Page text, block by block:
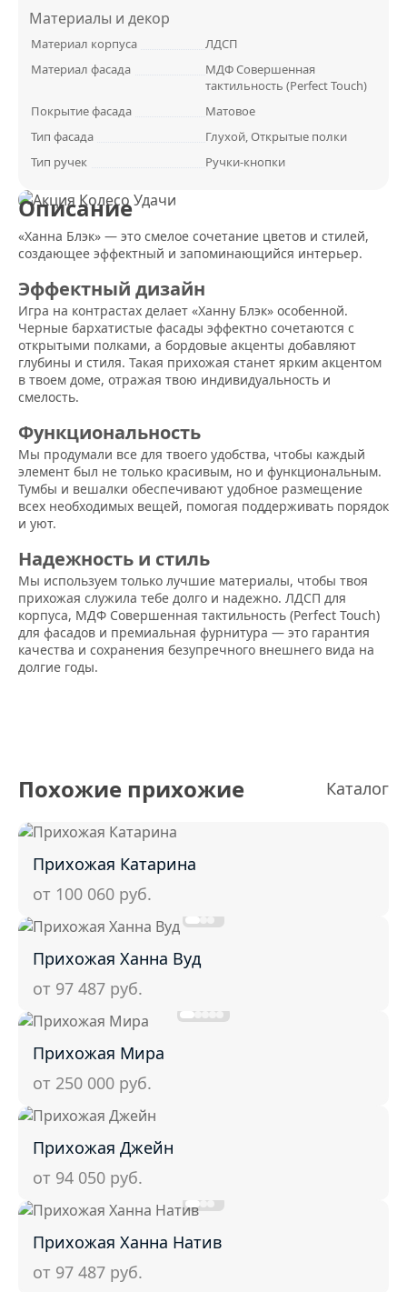
Материалы и декор
Материал корпуса
ЛДСП
Материал фасада
МДФ Совершенная
тактильность (Perfect Touch)
Покрытие фасада
Матовое
Тип фасада
Глухой, Открытые полки
Тип ручек
Ручки-кнопки
Описание
«Ханна Блэк» — это смелое сочетание цветов и стилей,
создающее эффектный и запоминающийся интерьер.
Эффектный дизайн
Игра на контрастах делает «Ханну Блэк» особенной.
Черные бархатистые фасады эффектно сочетаются с
открытыми полками, а бордовые акценты добавляют
глубины и стиля. Такая прихожая станет ярким акцентом
в твоем доме, отражая твою индивидуальность и
смелость.
Функциональность
Мы продумали все для твоего удобства, чтобы каждый
элемент был не только красивым, но и функциональным.
Тумбы и вешалки обеспечивают удобное размещение
всех необходимых вещей, помогая поддерживать порядок
и уют.
Надежность и стиль
Мы используем только лучшие материалы, чтобы твоя
прихожая служила тебе долго и надежно. ЛДСП для
корпуса, МДФ Совершенная тактильность (Perfect Touch)
для фасадов и премиальная фурнитура — это гарантия
качества и сохранения безупречного внешнего вида на
долгие годы.
Похожие прихожие Каталог
Прихожая Катарина
от 100 060 руб.
Прихожая Ханна Вуд
от 97 487 руб.
Прихожая Мира
от 250 000 руб.
Прихожая Джейн
от 94 050 руб.
Прихожая Ханна Натив
от 97 487 руб.